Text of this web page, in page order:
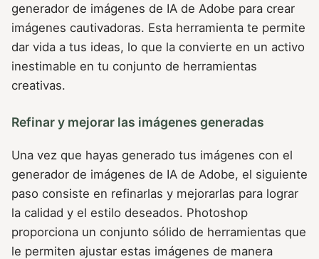
generador de imágenes de IA de Adobe para crear
imágenes cautivadoras. Esta herramienta te permite
dar vida a tus ideas, lo que la convierte en un activo
inestimable en tu conjunto de herramientas
creativas.
Refinar y mejorar las imágenes generadas
Una vez que hayas generado tus imágenes con el
generador de imágenes de IA de Adobe, el siguiente
paso consiste en refinarlas y mejorarlas para lograr
la calidad y el estilo deseados. Photoshop
proporciona un conjunto sólido de herramientas que
le permiten ajustar estas imágenes de manera